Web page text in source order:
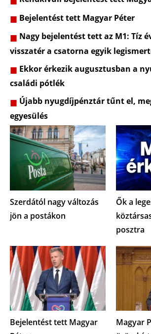
Bejelentést tett Magyar Péter
Nagy bejelentést tett az M1: Tíz
visszatér a csatorna egyik
Ekkor érkezik augusztusban a
családi pótlék
Újabb nyugdíjpénztár tűnt el,
egyesülés
Szerdától nagy változás
jön a postákon
Ők a
posztra
Bejelentést tett Magyar
Magyar